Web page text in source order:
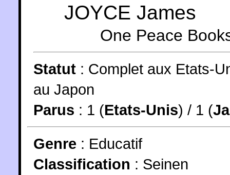
JOYCE James
One Peace
Statut : Complet aux Etats-
au Japon
Parus : 1 (Etats-Unis) / 1 (
Genre : Educatif
Classification : Seinen